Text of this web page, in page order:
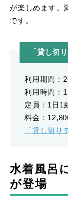
が楽しめます。
です。
「貸し切
利用期間：
利用時間：
定員：1日1
料金：
「貸し切り
水着風呂
が登場